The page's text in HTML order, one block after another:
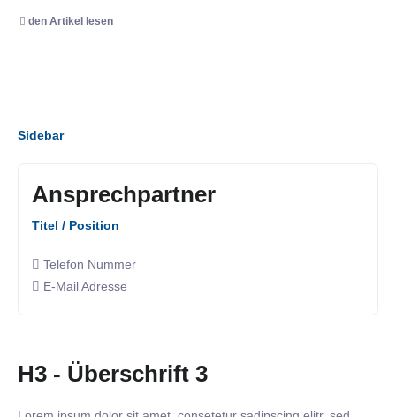
den Artikel lesen
Sidebar
Ansprechpartner
Titel / Position
Telefon Nummer
E-Mail Adresse
H3 - Überschrift 3